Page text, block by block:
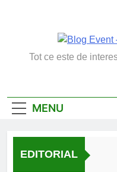
Blog
Tot ce este de
MENU
EDITORIAL